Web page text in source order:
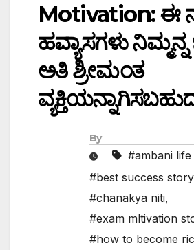
Motivation: ಈ
ಹವ್ಯಾಸಗಳು ನಿಮ್ಮನ್ನ
ಅತಿ ಶ್ರೀಮಂತ
By
#ambani life
#best success
#chanakya niti,
#exam mltivation
#how to become